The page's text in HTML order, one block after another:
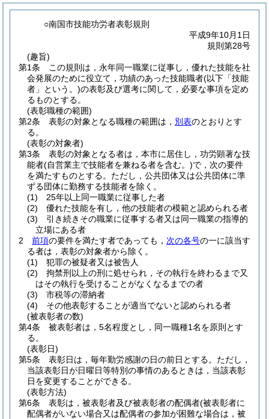
○南国市技能功労者表彰規則
平成9年10月1日
規則第28号
(趣旨)
第1条
この規則は，永年同一職業に従事し，優れた技能を社
会発展のために役立て，功績のあった技能職者(以下「技能
者」という。)の表彰及び選考に関して，必要な事項を定め
るものとする。
(表彰職種の範囲)
第2条
表彰の対象となる職種の範囲は， 別表のとおりとす
る。
(表彰の対象者)
第3条
表彰の対象となる者は，本市に居住し，功労顕著な技
能者(自営業主で技能者を兼ねる者を含む。)で，次の要件
を満たすものとする。 ただし，公共団体又は公共団体に準
ずる団体に勤務する技能者を除く。
(1)
25年以上同一職業に従事した者
(2)
優れた技能を有し，他の技能者の模範と認められる者
(3)
引き続きその職業に従事する者又は同一職業の指導的
立場にある者
2
前項の要件を満たす者であっても， 次の各号の一に該当す
る者は，表彰の対象者から除く。
(1)
犯罪の被疑者又は被告人
(2)
拘禁刑以上の刑に処せられ，その執行を終わるまで又
はその執行を受けることがなくなるまでの者
(3)
市税等の滞納者
(4)
その他表彰することが適当でないと認められる者
(被表彰者の数)
第4条
被表彰者は，5名程度とし，同一職種1名を原則とす
る。
(表彰日)
第5条
表彰日は，毎年勤労感謝の日の前日とする。 ただし，
当該表彰日が日曜日等特別の事情のあるときは，当該表彰
日を変更することができる。
(表彰方法)
第6条
表彰は，被表彰者及び被表彰者の配偶者(被表彰者に
配偶者がいない場合又は配偶者の参加が困難な場合は，被